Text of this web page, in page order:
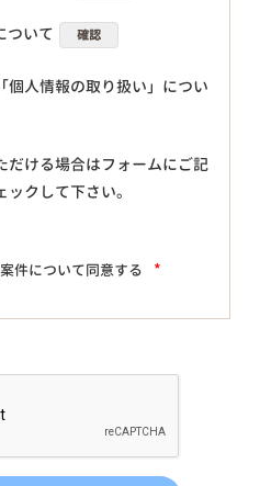
ついて 確認
個人情報の取り扱い」につい
だける場合はフォームにご記
クして下さい。
件について同意する *